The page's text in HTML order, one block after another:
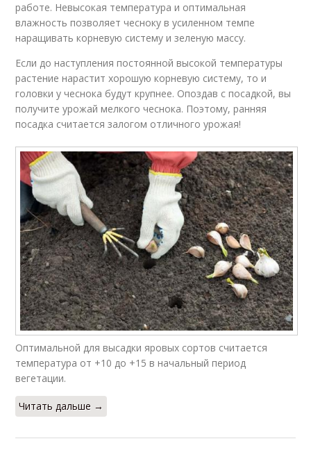
работе. Невысокая температура и оптимальная
влажность позволяет чесноку в усиленном темпе
наращивать корневую систему и зеленую массу.
Если до наступления постоянной высокой температуры
растение нарастит хорошую корневую систему, то и
головки у чеснока будут крупнее. Опоздав с посадкой, вы
получите урожай мелкого чеснока. Поэтому, ранняя
посадка считается залогом отличного урожая!
Оптимальной для высадки яровых сортов считается
температура от +10 до +15 в начальный период
вегетации.
Читать дальше →